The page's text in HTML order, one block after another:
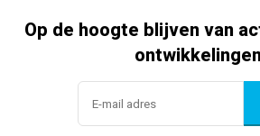
Op de hoogte blijven van